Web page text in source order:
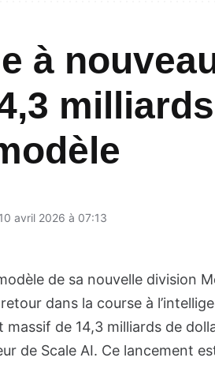
à
avril 2026 à 07:13
de sa nouvelle division
dans la course à
de 14,3 milliards de
de Scale AI. Ce lancement